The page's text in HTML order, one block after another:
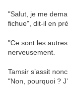
"Salut, je me
fichue", dit-il en
"Ce sont les
nerveusement.
Tamsir s’assit
"Non, pourquoi ?